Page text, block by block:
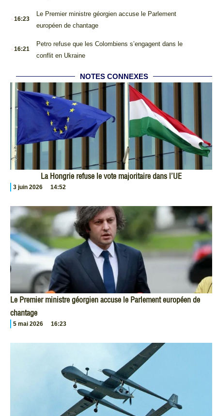
16:23
Le Premier ministre géorgien accuse le Parlement
européen de chantage
16:21
Petro refuse que les Colombiens s’engagent dans le
conflit en Ukraine
NOTES CONNEXES
La Hongrie refuse le vote majoritaire dans l’UE
3 juin 2026 14:52
Le Premier ministre géorgien accuse le Parlement européen de
chantage
5 mai 2026 16:23